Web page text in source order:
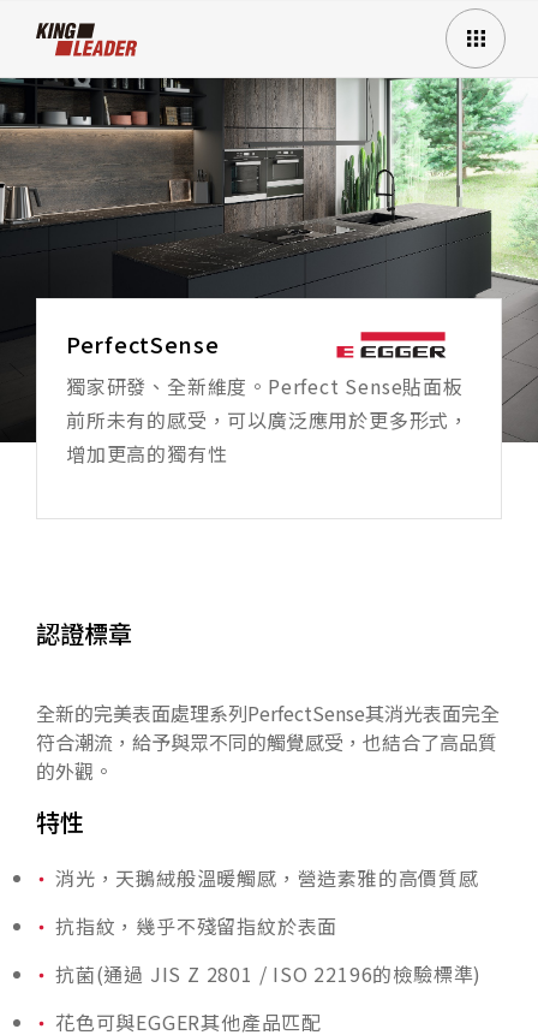
PerfectSense
獨家研發、全新維度。Perfect Sense貼面板
前所未有的感受，可以廣泛應用於更多形式，
增加更高的獨有性
認證標章
全新的完美表面處理系列PerfectSense其消光表面完全
符合潮流，給予與眾不同的觸覺感受，也結合了高品質
的外觀 。
特性
消光，天鵝絨般溫暖觸感，營造素雅的高價質感
抗指紋，幾乎不殘留指紋於表面
抗菌(通過 JIS Z 2801 / ISO 22196的檢驗標準)
花色可與EGGER其他產品匹配